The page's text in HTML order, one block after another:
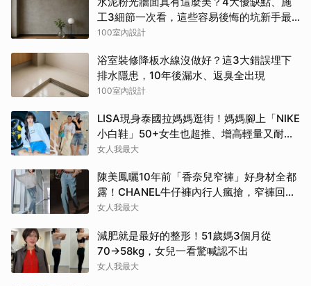
工3細節一次看，這些容易後悔的坑新手最
常踩
100室內設計
浴室裝修降板水線沒做好？這3大錯誤埋下
排水隱患，10年後漏水、返臭全出現
100室內設計
LISA現身泰國拉媽媽逛街！媽媽腳上「NIKE
小白鞋」50+女生也超推、增高輕量又耐
走！
女人我最大
陳美鳳曬10年前「香奈兒窄褲」好身材全都
露！CHANEL牛仔褲內行人瘋搶，窄褲回歸
必看這幾條
女人我最大
減肥就是最好的整形！51歲媽3個月從
70→58kg，女兒一看驚喊認不出
女人我最大